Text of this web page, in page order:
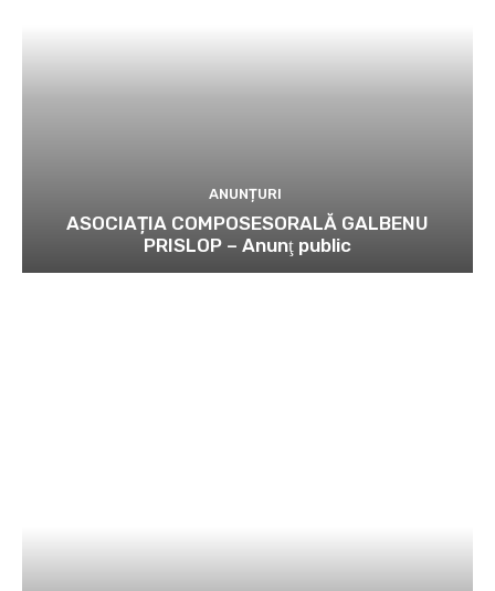
ANUNȚURI
ASOCIAȚIA COMPOSESORALĂ GALBENU
PRISLOP – Anunţ public